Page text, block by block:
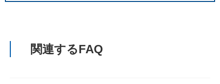
関連するFAQ